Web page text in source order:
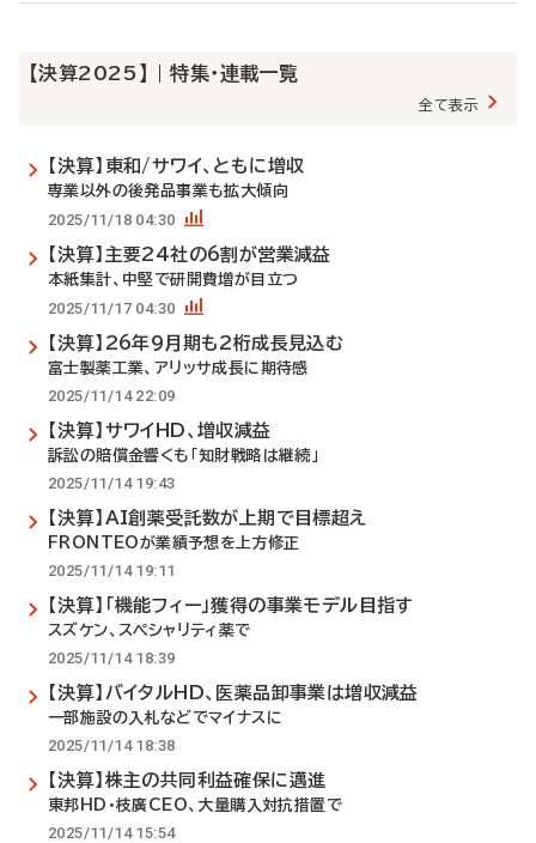
【決算2025】 | 特集・連載一覧
全て表示
【決算】東和/サワイ、ともに増収
専業以外の後発品事業も拡大傾向
2025/11/18 04:30
【決算】主要24社の6割が営業減益
本紙集計、中堅で研開費増が目立つ
2025/11/17 04:30
【決算】26年9月期も2桁成長見込む
富士製薬工業、アリッサ成長に期待感
2025/11/14 22:09
【決算】サワイHD、増収減益
訴訟の賠償金響くも「知財戦略は継続」
2025/11/14 19:43
【決算】AI創薬受託数が上期で目標超え
FRONTEOが業績予想を上方修正
2025/11/14 19:11
【決算】「機能フィー」獲得の事業モデル目指す
スズケン、スペシャリティ薬で
2025/11/14 18:39
【決算】バイタルHD、医薬品卸事業は増収減益
一部施設の入札などでマイナスに
2025/11/14 18:38
【決算】株主の共同利益確保に邁進
東邦HD・枝廣CEO、大量購入対抗措置で
2025/11/14 15:54